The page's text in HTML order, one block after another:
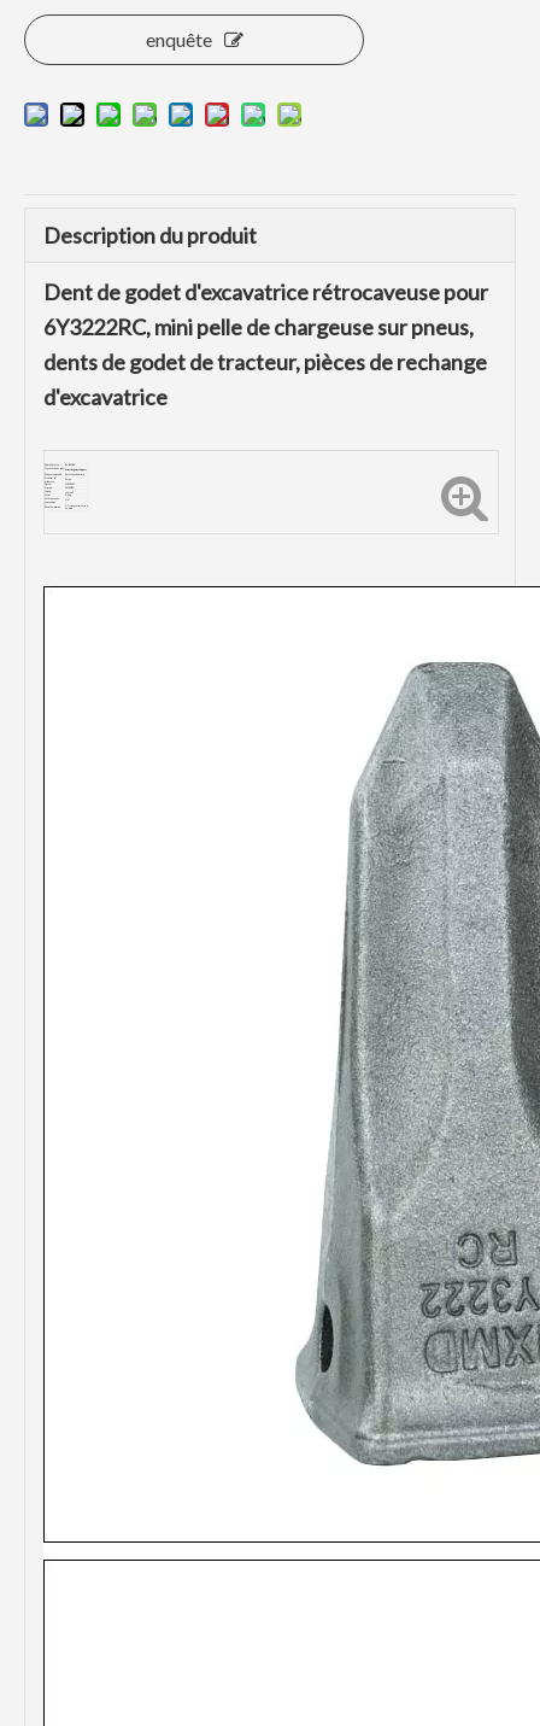
enquête
Description du produit
Dent de godet d'excavatrice rétrocaveuse pour
6Y3222RC, mini pelle de chargeuse sur pneus,
dents de godet de tracteur, pièces de rechange
d'excavatrice
Dents de godet forgées
Marque compatible :
Excavatrice Komatsu
Forger
Traction :
1450MPA
Impact:
Offrir un service
Détail de livraison: